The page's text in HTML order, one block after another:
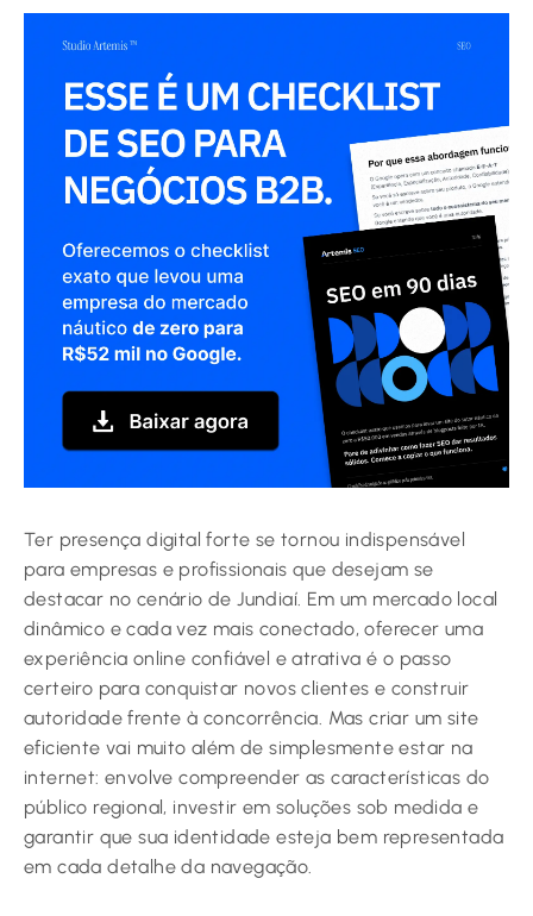
Ter presença digital forte se tornou indispensável
para empresas e profissionais que desejam se
destacar no cenário de Jundiaí. Em um mercado local
dinâmico e cada vez mais conectado, oferecer uma
experiência online confiável e atrativa é o passo
certeiro para conquistar novos clientes e construir
autoridade frente à concorrência. Mas criar um site
eficiente vai muito além de simplesmente estar na
internet: envolve compreender as características do
público regional, investir em soluções sob medida e
garantir que sua identidade esteja bem representada
em cada detalhe da navegação.